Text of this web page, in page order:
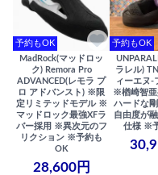
予約もOK
MadRock(マッドロッ
ク) Remora Pro
ADVANCED(レモラ プ
ロ アドバンスト) ※限
定リミテッドモデル ※
マッドロック最強XFラ
バー採用 ※異次元のフ
リクション ※予約も
OK
28,600円
予約もOK
ラレル)
ィーエヌ-
※楢崎智
ハードな
自由度が
仕様 ※